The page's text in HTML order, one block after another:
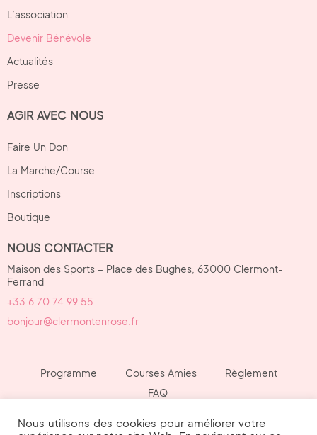
L’association
Devenir Bénévole
Actualités
Presse
AGIR AVEC NOUS
Faire Un Don
La Marche/Course
Inscriptions
Boutique
NOUS CONTACTER
Maison des Sports – Place des Bughes, 63000 Clermont-
Ferrand
+33 6 70 74 99 55
bonjour@clermontenrose.fr
Programme Courses Amies
Règlement
FAQ
Nous utilisons des cookies pour améliorer votre